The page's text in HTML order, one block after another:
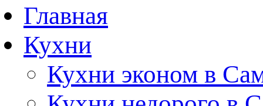
Главная
Кухни
Кухни эконом в